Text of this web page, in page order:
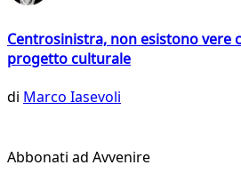
Centrosinistra, non esistono vere
progetto culturale
di Marco Iasevoli
Abbonati ad Avvenire